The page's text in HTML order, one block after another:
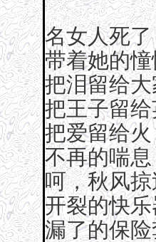
名女人死了
带着她的
把泪留给
把王子留
把爱留给
不再的喘息
呵，秋风
开裂的快
漏了的保